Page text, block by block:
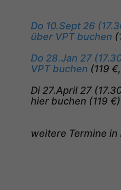
Do 10.Sept 26
über VPT buchen
Do 28.Jan 27
VPT buchen (119
Di 27.April 27
hier buchen (119 €)
weitere Termine in